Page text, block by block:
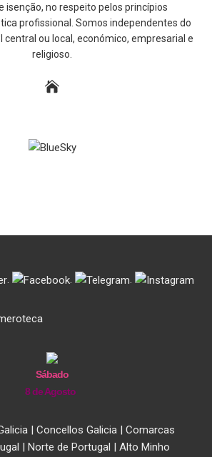
isenção, no respeito pelos princípios
profissional. Somos independentes do
central ou local, económico, empresarial e
religioso.
. . .
Sábado
8 de Agosto
| Concellos Galicia| Comarcas
| Norte de Portugal | Alto Minho